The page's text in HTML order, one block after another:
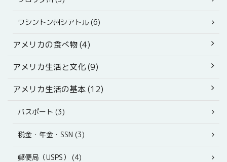
ワシントン州シアトル (6)
アメリカの食べ物 (4)
アメリカ生活と文化 (9)
アメリカ生活の基本 (12)
パスポート (3)
税金・年金・SSN (3)
郵便局（USPS） (4)